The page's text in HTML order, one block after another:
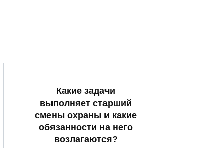
Какие задачи
выполняет старший
смены охраны и какие
обязанности на него
возлагаются?